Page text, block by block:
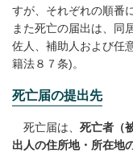
すが、それぞれの順番
また死亡の届出は、同
佐人、補助人および任
籍法８７条)。
死亡届の提出先
死亡届は、 死亡者（
出人の住所地・所在地